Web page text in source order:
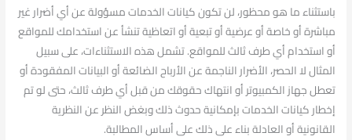
باستثناء ما هو محظور، لن تكون كيانات الخدمات مسؤولة عن أي أضرار غير
مباشرة أو خاصة أو عرضية أو تبعية أو اتعاظية تنشأ عن استخدامك للمواقع
أو استخدام أي طرف ثالث للمواقع. تشمل هذه الاستثناءات، على سبيل
المثال لا الحصر، الأضرار الناجمة عن الأرباح الضائعة أو البيانات المفقودة أو
تعطل جهاز الكمبيوتر أو انتهاك حقوقك من قبل أي طرف ثالث، حتى لو تم
إخطار كيانات الخدمات بإمكانية حدوث ذلك وبغض النظر عن النظرية
القانونية أو العادلة بناء على ذلك على أساس المطالبة.